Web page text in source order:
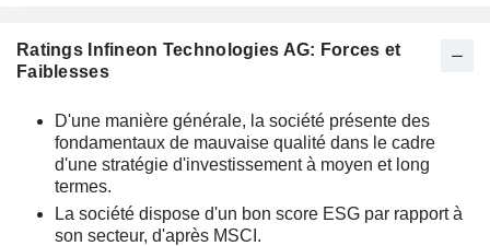
Ratings Infineon Technologies AG: Forces et
Faiblesses
D'une manière générale, la société présente des
fondamentaux de mauvaise qualité dans le cadre
d'une stratégie d'investissement à moyen et long
termes.
La société dispose d'un bon score ESG par rapport à
son secteur, d'après MSCI.